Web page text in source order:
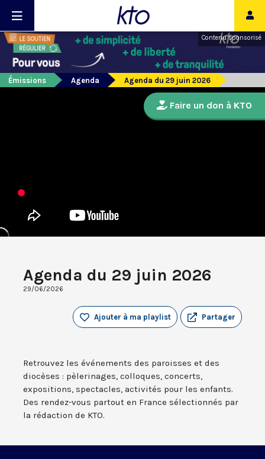
Contenu sponsorisé
Émissions Agenda Agenda du 29 juin 2026
Agenda du 29 juin 2026
29/06/2026
Partager
Ajouter à ma playlist
Retrouvez les événements des paroisses et des
diocèses : pèlerinages, colloques, concerts,
expositions, spectacles, activités pour les enfants.
Des rendez-vous partout en France sélectionnés par
la rédaction de KTO.
Faire un don à KTO